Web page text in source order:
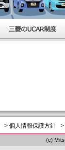
> 個人情報保護方針 >
(c)